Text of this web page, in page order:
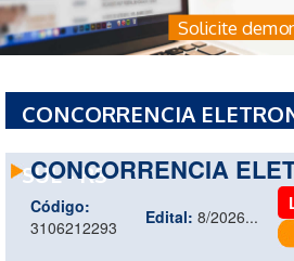
Solicite
CONCORRENCIA
SUL - RS
CONCORRENCIA
Código:
3106212293
Edital: 8/2026...